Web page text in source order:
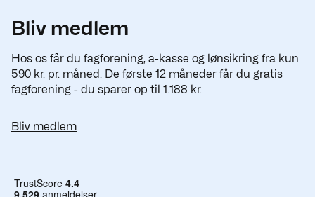
Bliv medlem
Hos os får du fagforening, a-kasse og lønsikring fra kun
590 kr. pr. måned. De første 12 måneder får du gratis
fagforening - du sparer op til 1.188 kr.
Bliv medlem